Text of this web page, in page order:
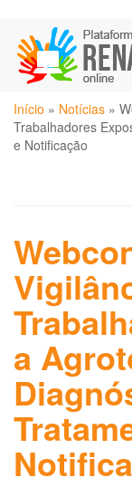
para
conteúdo
principal
Você
está
aqui
Início » Notícias »
Trabalhadores
e Notificação
a